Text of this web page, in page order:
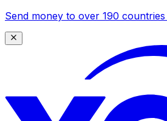
Send money to over 190 countries